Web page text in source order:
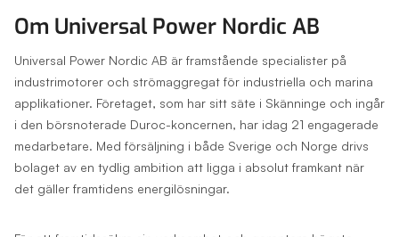
Om Universal Power Nordic AB
Universal Power Nordic AB är framstående specialister på
industrimotorer och strömaggregat för industriella och marina
applikationer. Företaget, som har sitt säte i Skänninge och ingår
i den börsnoterade Duroc-koncernen, har idag 21 engagerade
medarbetare. Med försäljning i både Sverige och Norge drivs
bolaget av en tydlig ambition att ligga i absolut framkant när
det gäller framtidens energilösningar.